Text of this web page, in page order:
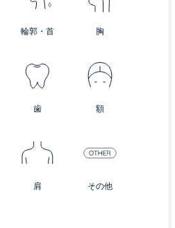
輪郭・首 胸
歯 額
肩 その他